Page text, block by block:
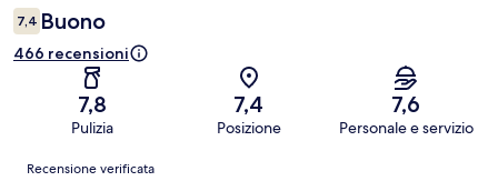
7,4 Buono
466 recensioni
7,8
Pulizia
7,4
Posizione
7,6
Personale e servizio
Recensioni
Recensione verificata